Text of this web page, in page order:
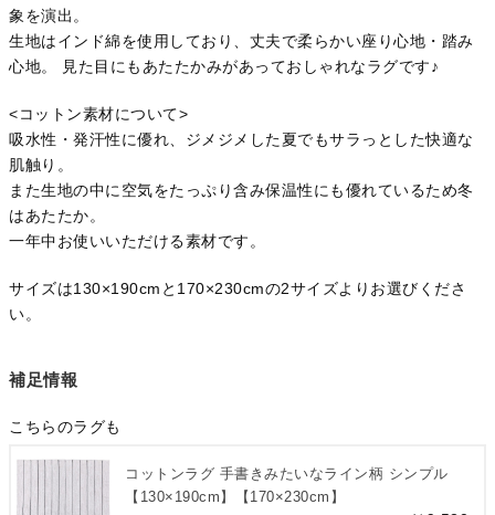
象を演出。
生地はインド綿を使用しており、丈夫で柔らかい座り心地・踏み
心地。 見た目にもあたたかみがあっておしゃれなラグです♪
<コットン素材について>
吸水性・発汗性に優れ、ジメジメした夏でもサラっとした快適な
肌触り。
また生地の中に空気をたっぷり含み保温性にも優れているため冬
はあたたか。
一年中お使いいただける素材です。
サイズは130×190cmと170×230cmの2サイズよりお選びくださ
い。
補足情報
こちらのラグも
コットンラグ 手書きみたいなライン柄 シンプル
【130×190cm】【170×230cm】